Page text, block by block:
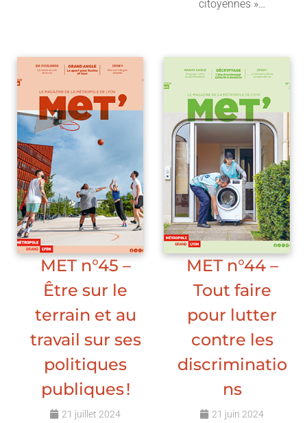
citoyennes »…
MET n°45 –
Être sur le
terrain et au
travail sur ses
politiques
publiques !
21 juillet 2024
MET n°44 –
Tout faire
pour lutter
contre les
discriminatio
ns
21 juin 2024